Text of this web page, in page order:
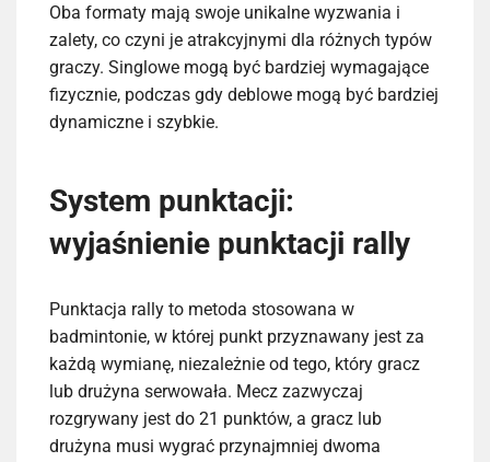
Oba formaty mają swoje unikalne wyzwania i
zalety, co czyni je atrakcyjnymi dla różnych typów
graczy. Singlowe mogą być bardziej wymagające
fizycznie, podczas gdy deblowe mogą być bardziej
dynamiczne i szybkie.
System punktacji:
wyjaśnienie punktacji rally
Punktacja rally to metoda stosowana w
badmintonie, w której punkt przyznawany jest za
każdą wymianę, niezależnie od tego, który gracz
lub drużyna serwowała. Mecz zazwyczaj
rozgrywany jest do 21 punktów, a gracz lub
drużyna musi wygrać przynajmniej dwoma